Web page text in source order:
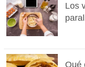
Los
Qué